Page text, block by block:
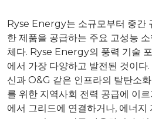
Ryse Energy는 소규모부터 중간
한 제품을 공급하는 주요 고성능
체다. Ryse Energy의 풍력 기술
에서 가장 다양하고 발전된 것이
신과 O&G 같은 인프라의 탈탄소
를 위한 지역사회 전력 공급에 이
에서 그리드에 연결하거나, 에너지